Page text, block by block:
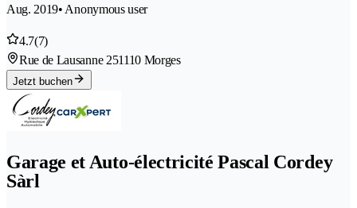
Aug. 2019• Anonymous user
4.7(7)
Rue de Lausanne 251110 Morges
Jetzt buchen
Garage et Auto-électricité Pascal Cordey
Sàrl